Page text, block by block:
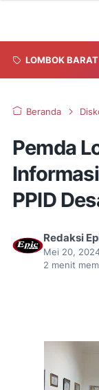
LOMBOK BARAT
Beranda
Pemda
PPID
Redaksi
Mei 20,
2 menit